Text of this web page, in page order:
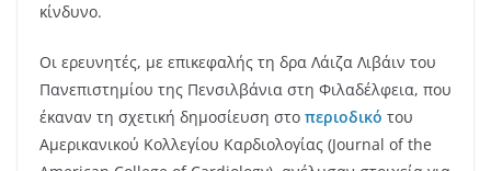
κίνδυνο.
Οι ερευνητές, με επικεφαλής τη δρα Λάιζα Λιβάιν του
Πανεπιστημίου της Πενσιλβάνια στη Φιλαδέλφεια, που
έκαναν τη σχετική δημοσίευση στο περιοδικό του
Αμερικανικού Κολλεγίου Καρδιολογίας (Journal of the